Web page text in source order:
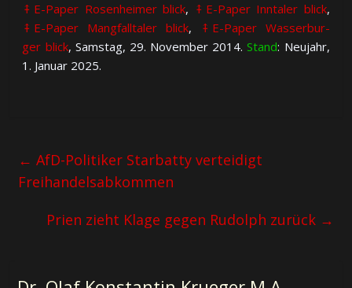
⤉ E-Paper Ro­sen­hei­mer blick, ⤉ E-Paper Inn­ta­ler blick,
⤉ E-Paper Mang­fall­ta­ler blick,
⤉ E-Paper Was­ser­bur­
ger blick, Sams­tag, 29. No­vem­ber 2014.Stand: Neu­jahr,
1. Ja­nu­ar 2025.
← AfD-Politiker Starbatty verteidigt
Freihandelsabkommen
Prien zieht Klage gegen Rudolph zurück →